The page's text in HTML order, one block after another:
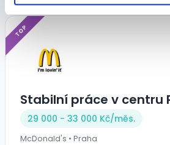
TOP
Stabilní práce v centru
29 000 - 33 000 Kč/měs.
McDonald's • Praha